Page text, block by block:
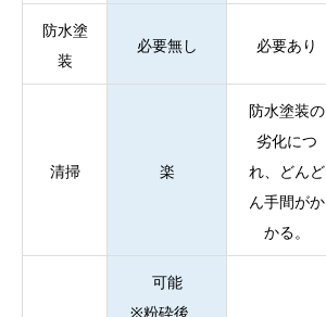
防水塗
装
必要無し 必要あり
清掃 楽
防水塗装の
劣化につ
れ、どんど
ん手間がか
かる。
可能
※粉砕後、